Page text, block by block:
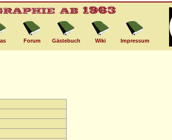
Forum Gästebuch Wiki Impressum